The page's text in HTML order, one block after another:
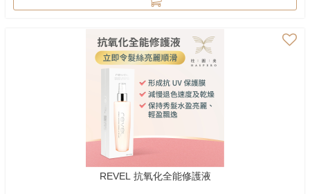
REVEL 抗氧化全能修護液